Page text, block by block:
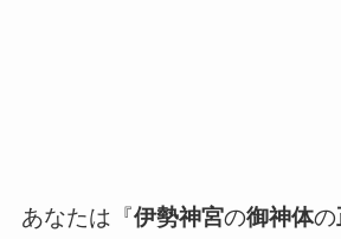
あなたは『伊勢神宮の御神体の